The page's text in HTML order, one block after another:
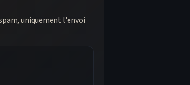
uniquement l'envoi